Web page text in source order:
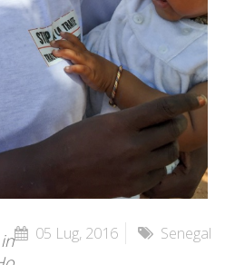
05 Lug, 2016 Senegal